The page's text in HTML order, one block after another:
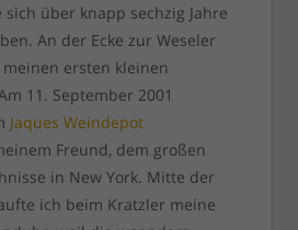
sich über knapp sechzig Jahre
An der Ecke zur Weseler
ersten kleinen
11. September 2001
Jaques Weindepot
Freund, dem großen
in New York. Mitte der
ich beim Kratzler meine